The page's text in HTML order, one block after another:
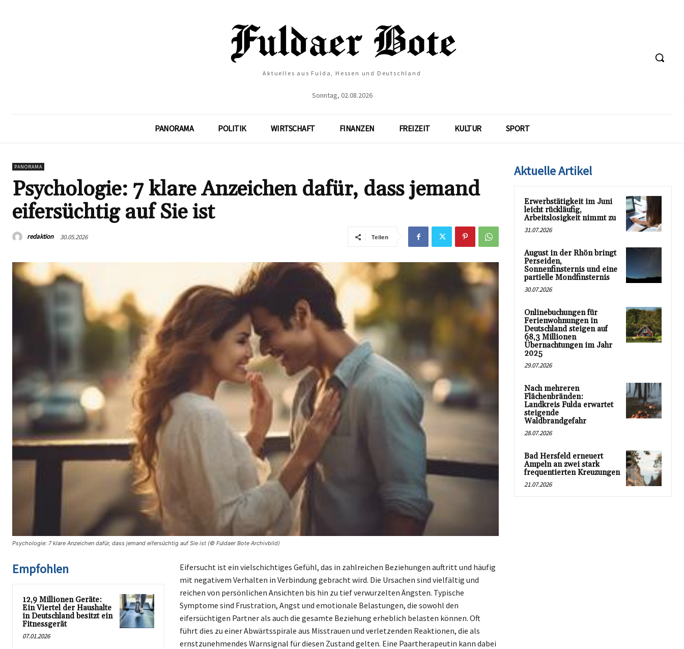
Aktuelles aus Fulda, Hessen und Deutschland
Sonntag, 02.08.2026
PANORAMA POLITIK WIRTSCHAFT FINANZEN FREIZEIT KULTUR SPORT
PANORAMA
Psychologie: 7 klare Anzeichen dafür, dass jemand
eifersüchtig auf Sie ist
redaktion 30.05.2026 Teilen
Psychologie: 7 klare Anzeichen dafür, dass jemand eifersüchtig auf Sie ist (© Fuldaer Bote Archivbild)
Empfohlen
12,9 Millionen Geräte:
Ein Viertel der Haushalte
in Deutschland besitzt ein
Fitnessgerät
07.01.2026
Eifersucht ist ein vielschichtiges Gefühl, das in zahlreichen Beziehungen auftritt und häufig
mit negativem Verhalten in Verbindung gebracht wird. Die Ursachen sind vielfältig und
reichen von persönlichen Ansichten bis hin zu tief verwurzelten Ängsten. Typische
Symptome sind Frustration, Angst und emotionale Belastungen, die sowohl den
eifersüchtigen Partner als auch die gesamte Beziehung erheblich belasten können. Oft
führt dies zu einer Abwärtsspirale aus Misstrauen und verletzenden Reaktionen, die als
ernstzunehmendes Warnsignal für diesen Zustand gelten. Eine Paartherapeutin kann dabei
Aktuelle Artikel
Erwerbstätigkeit im Juni
leicht rückläufig,
Arbeitslosigkeit nimmt zu
31.07.2026
August in der Rhön bringt
Perseiden,
Sonnenfinsternis und eine
partielle Mondfinsternis
30.07.2026
Onlinebuchungen für
Ferienwohnungen in
Deutschland steigen auf
68,3 Millionen
Übernachtungen im Jahr
2025
29.07.2026
Nach mehreren
Flächenbränden:
Landkreis Fulda erwartet
steigende
Waldbrandgefahr
28.07.2026
Bad Hersfeld erneuert
Ampeln an zwei stark
frequentierten Kreuzungen
21.07.2026